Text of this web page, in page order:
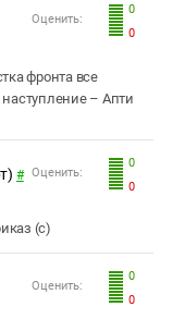
0
0
Оценить:
фронта все
– Апти
0
0
Оценить:
#
(с)
0
0
Оценить: